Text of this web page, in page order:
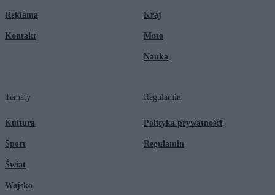
Reklama
Kontakt
Kraj
Moto
Nauka
Tematy
Kultura
Sport
Świat
Wojsko
Regulamin
Polityka prywatności
Regulamin